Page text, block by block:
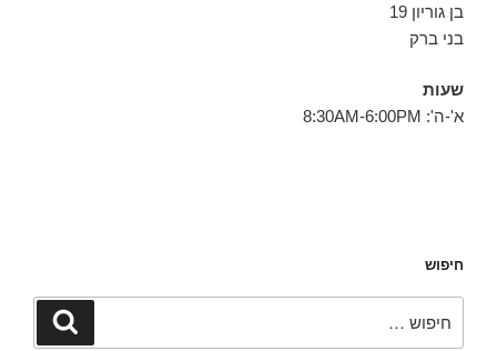
בן גוריון 19
בני ברק
שעות
א'-ה': 8:30AM-6:00PM
חיפוש
חיפוש